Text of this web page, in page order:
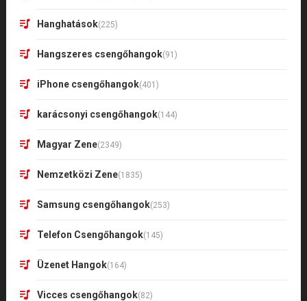
Hanghatások(225)
Hangszeres csengőhangok(91)
iPhone csengőhangok(401)
karácsonyi csengőhangok(144)
Magyar Zene(2349)
Nemzetközi Zene(1835)
Samsung csengőhangok(253)
Telefon Csengőhangok(145)
Üzenet Hangok(164)
Vicces csengőhangok(82)